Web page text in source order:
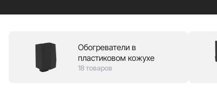
ассортименте имеются обогреватели как в
кожухом, который защищает от ожога в случае
прикосновения и позволяет экономить место в
шкафу, монтируя оборудование непосредственно
Обогреватели в
пластиковом кожухе
18 товаров